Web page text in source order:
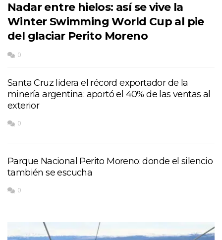
Nadar entre hielos: así se vive la
Winter Swimming World Cup al pie
del glaciar Perito Moreno
0
Santa Cruz lidera el récord exportador de la
minería argentina: aportó el 40% de las ventas al
exterior
0
Parque Nacional Perito Moreno: donde el silencio
también se escucha
0